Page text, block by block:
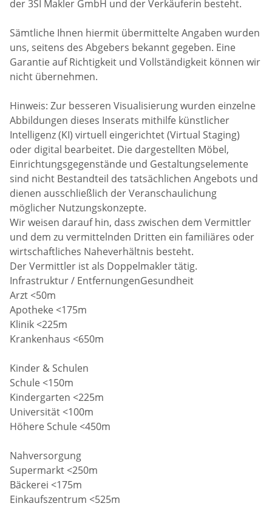
der 3SI Makler GmbH und der Verkäuferin besteht.
Sämtliche Ihnen hiermit übermittelte Angaben wurden
uns, seitens des Abgebers bekannt gegeben. Eine
Garantie auf Richtigkeit und Vollständigkeit können wir
nicht übernehmen.
Hinweis: Zur besseren Visualisierung wurden einzelne
Abbildungen dieses Inserats mithilfe künstlicher
Intelligenz (KI) virtuell eingerichtet (Virtual Staging)
oder digital bearbeitet. Die dargestellten Möbel,
Einrichtungsgegenstände und Gestaltungselemente
sind nicht Bestandteil des tatsächlichen Angebots und
dienen ausschließlich der Veranschaulichung
möglicher Nutzungskonzepte.
Wir weisen darauf hin, dass zwischen dem Vermittler
und dem zu vermittelnden Dritten ein familiäres oder
wirtschaftliches Naheverhältnis besteht.
Der Vermittler ist als Doppelmakler tätig.
Infrastruktur / EntfernungenGesundheit
Arzt <50m
Apotheke <175m
Klinik <225m
Krankenhaus <650m
Kinder & Schulen
Schule <150m
Kindergarten <225m
Universität <100m
Höhere Schule <450m
Nahversorgung
Supermarkt <250m
Bäckerei <175m
Einkaufszentrum <525m